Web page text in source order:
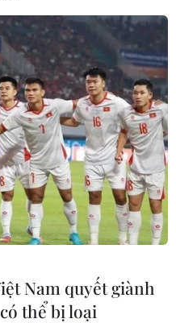
Nam quyết giành
thể bị loại